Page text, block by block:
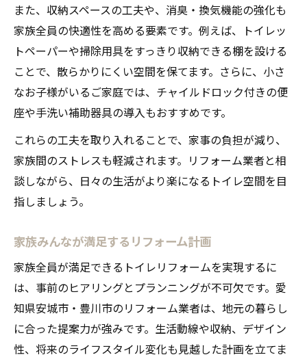
また、収納スペースの工夫や、消臭・換気機能の強化も
家族全員の快適性を高める要素です。例えば、トイレッ
トペーパーや掃除用具をすっきり収納できる棚を設ける
ことで、散らかりにくい空間を保てます。さらに、小さ
なお子様がいるご家庭では、チャイルドロック付きの便
座や手洗い補助器具の導入もおすすめです。
これらの工夫を取り入れることで、家事の負担が減り、
家族間のストレスも軽減されます。リフォーム業者と相
談しながら、日々の生活がより楽になるトイレ空間を目
指しましょう。
家族みんなが満足するリフォーム計画
家族全員が満足できるトイレリフォームを実現するに
は、事前のヒアリングとプランニングが不可欠です。愛
知県安城市・豊川市のリフォーム業者は、地元の暮らし
に合った提案力が強みです。生活動線や収納、デザイン
性、将来のライフスタイル変化も見越した計画を立てま